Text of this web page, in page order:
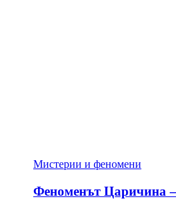
Мистерии и феномени
Феноменът Царичина